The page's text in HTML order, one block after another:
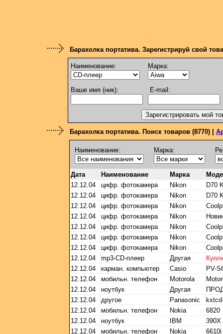
Барахолка портатива. Зарегистрируй свой
Наименование: Марка:
Ваше имя (ник): E-mail:
Барахолка портатива. Поиск товаров (8770) |
Наименование: Марка:
Дата Наименование Марка
12.12.04
цифр. фотокамера Nikon
D70
12.12.04
цифр. фотокамера Nikon
D70
12.12.04
цифр. фотокамера Nikon
12.12.04
цифр. фотокамера Nikon
12.12.04
цифр. фотокамера Nikon
12.12.04
цифр. фотокамера Nikon
12.12.04
цифр. фотокамера Nikon
12.12.04
mp3-CD-плеер Другая
12.12.04
карман. компьютер Casio
PV-
12.12.04
мобильн. телефон Motorola
12.12.04
ноутбук Другая
12.12.04
другое Panasonic
12.12.04
мобильн. телефон Nokia
6820
12.12.04
ноутбук IBM
12.12.04
мобильн. телефон Nokia
6610i